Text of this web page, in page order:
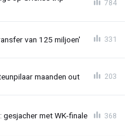
784
van 125 miljoen' 331
maanden out 203
gesjacher met WK-finale 368